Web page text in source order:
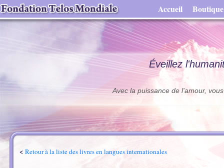
Accueil Boutique
Éveillez
Avec la puissance de l'amour,
< Retour à la liste des livres en langues internationales